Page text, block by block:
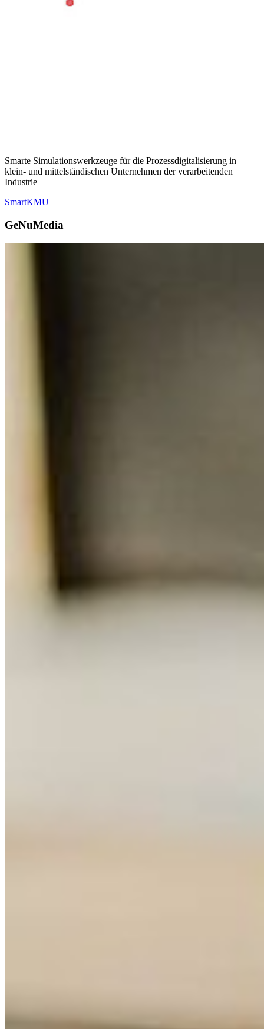
Smarte Simulationswerkzeuge für die Prozessdigitalisierung in
klein- und mittelständischen Unternehmen der verarbeitenden
Industrie
SmartKMU
GeNuMedia